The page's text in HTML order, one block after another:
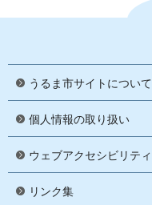
うるま市サイトについて
個人情報の取り扱い
ウェブアクセシビリティ
リンク集